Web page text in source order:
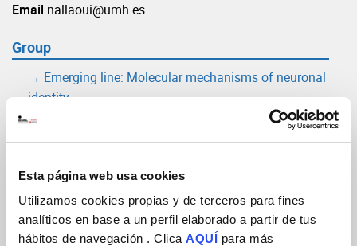
Esta página web usa cookies
Utilizamos cookies propias y de terceros para fines
analíticos en base a un perfil elaborado a partir de tus
hábitos de navegación . Clica AQUÍ para más
Email nallaoui@umh.es
Group
→ Emerging line: Molecular mechanisms of neuronal
identity
(URL: https://in.umh-csic.es/group75610)